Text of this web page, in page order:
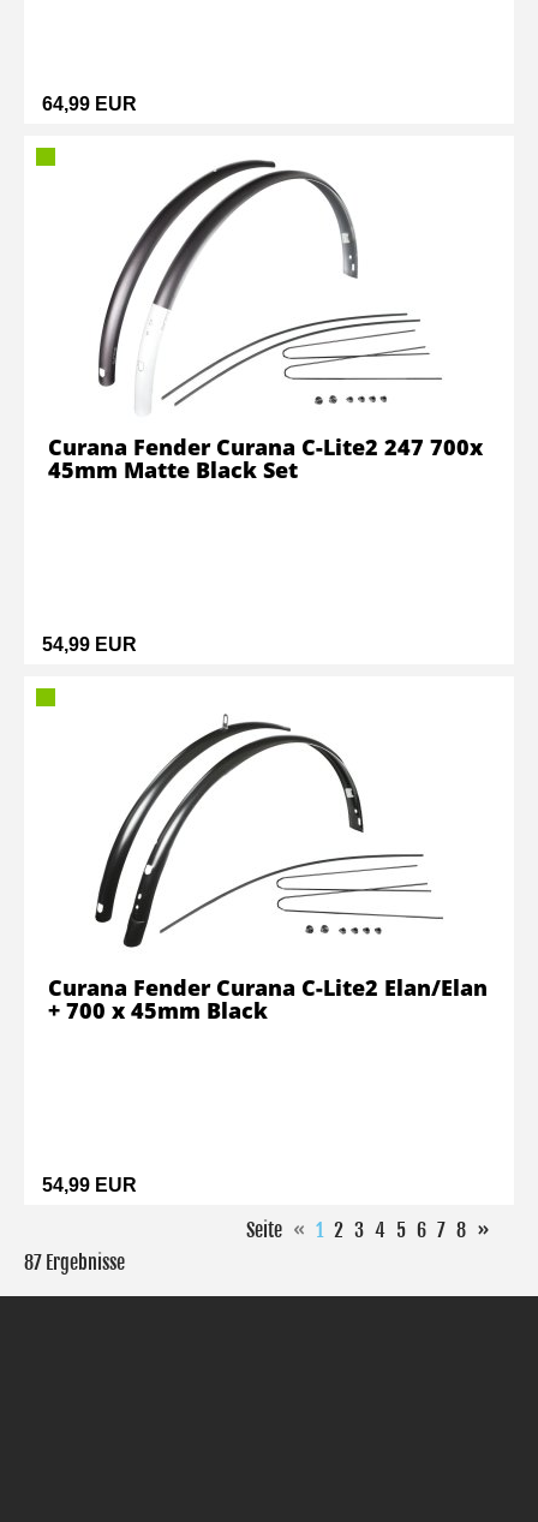
64,99 EUR
54,99 EUR
Curana Fender Curana C-Lite2 247 700x
45mm Matte Black Set
54,99 EUR
Curana Fender Curana C-Lite2 Elan/Elan
+ 700 x 45mm Black
Seite « 1 2 3 4 5 6 7 8 »
87 Ergebnisse